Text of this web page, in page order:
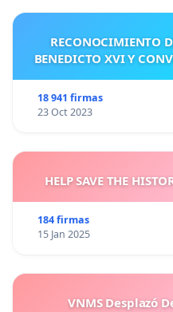
RECONOCIMIENTO
BENEDICTO XVI Y
18 941 firmas
23 Oct 2023
HELP SAVE THE
184 firmas
15 Jan 2025
VNMS Desplazó